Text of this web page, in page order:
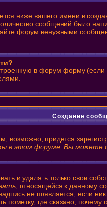
ниже вашего имени в
сообщений было
форум ненужными
в форум форму
Создание
возможно, придется
в этом форуме, Вы можете
и удалять только свои
, относящейся к данному
не появляется, если
где сказано,